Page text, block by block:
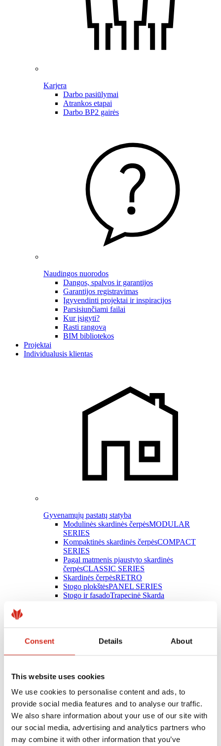
Consent Details About
This website uses cookies
We use cookies to personalise content and ads, to
provide social media features and to analyse our traffic.
We also share information about your use of our site with
our social media, advertising and analytics partners who
may combine it with other information that you’ve
Karjera
Darbo pasiūlymai
Atrankos etapai
Darbo BP2 gairės
Naudingos nuorodos
Dangos, spalvos ir garantijos
Garantijos registravimas
Įgyvendinti projektai ir inspiracijos
Parsisiunčiami failai
Kur įsigyti?
Rasti rangovą
BIM bibliotekos
Projektai
Individualusis klientas
Gyvenamųjų pastatų statyba
Modulinės skardinės čerpėsMODULAR
SERIES
Kompaktinės skardinės čerpėsCOMPACT
SERIES
Pagal matmenis pjaustyto skardinės
čerpėsCLASSIC SERIES
Skardinės čerpėsRETRO
Stogo plokštėsPANEL SERIES
Stogo ir fasadoTrapecinė Skarda